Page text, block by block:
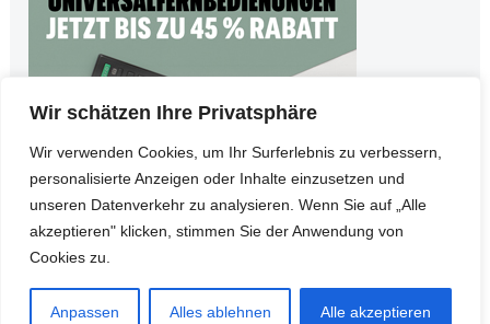
Wir schätzen Ihre Privatsphäre
Wir verwenden Cookies, um Ihr Surferlebnis zu verbessern,
personalisierte Anzeigen oder Inhalte einzusetzen und
unseren Datenverkehr zu analysieren. Wenn Sie auf „Alle
akzeptieren" klicken, stimmen Sie der Anwendung von
Cookies zu.
Anpassen Alles ablehnen Alle akzeptieren